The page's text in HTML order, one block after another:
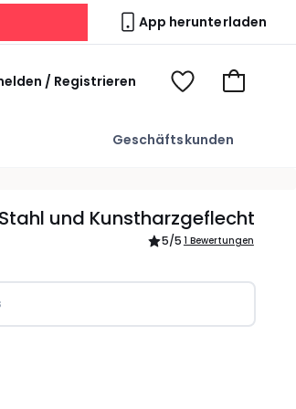
App herunterladen
Geschäftskunden
/ Registrieren
Voir
Zum
und Kunstharzgeflecht
5/5 1 Bewertungen